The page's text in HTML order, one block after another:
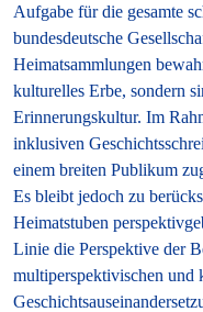
Aufgabe für die gesamte
bundesdeutsche
Heimatsammlungen
kulturelles Erbe, sondern
Erinnerungskultur. Im
inklusiven
einem breiten Publikum
Es bleibt jedoch zu
Heimatstuben
Linie die Perspektive der
multiperspektivischen und